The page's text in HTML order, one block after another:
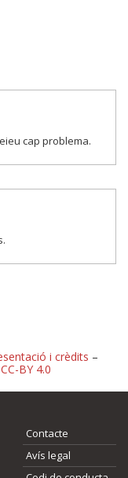
cap problema.
o
i crèdits –
BY 4.0
Contacte
Avís legal